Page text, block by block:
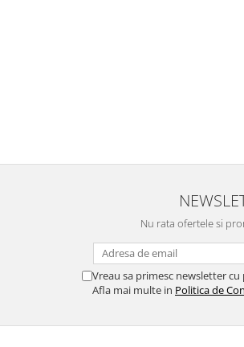
Nu rata ofertele si
Vreau sa primesc newsletter
Afla mai multe in Politica de